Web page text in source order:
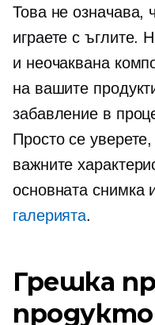
Това не означава,
играете с ъглите.
и неочаквана
на вашите
забавление в
Просто се
важните
основната снимка
галерията.
Грешка